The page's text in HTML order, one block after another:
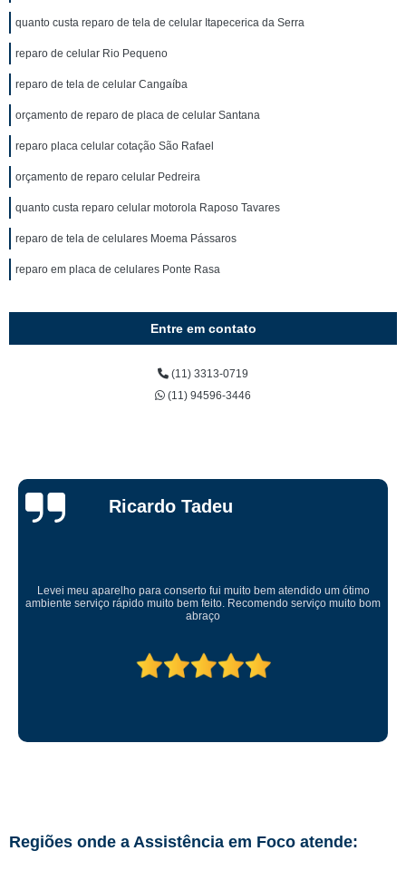
quanto custa reparo de tela de celular Itapecerica da Serra
reparo de celular Rio Pequeno
reparo de tela de celular Cangaíba
orçamento de reparo de placa de celular Santana
reparo placa celular cotação São Rafael
orçamento de reparo celular Pedreira
quanto custa reparo celular motorola Raposo Tavares
reparo de tela de celulares Moema Pássaros
reparo em placa de celulares Ponte Rasa
Entre em contato
(11) 3313-0719
(11) 94596-3446
Ricardo Tadeu
Levei meu aparelho para conserto fui muito bem atendido um ótimo
ambiente serviço rápido muito bem feito. Recomendo serviço muito bom
abraço
Regiões onde a Assistência em Foco atende: